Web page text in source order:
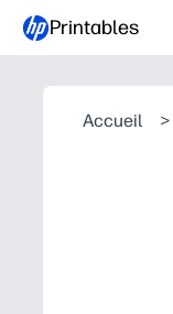
Printables
Accueil >